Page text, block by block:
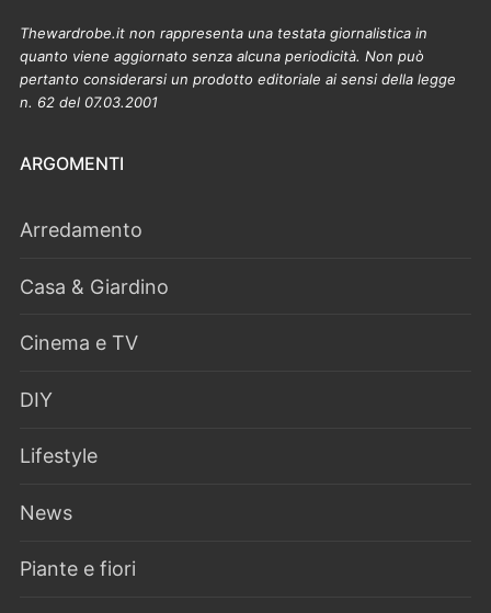
Thewardrobe.it non rappresenta una testata giornalistica in
quanto viene aggiornato senza alcuna periodicità. Non può
pertanto considerarsi un prodotto editoriale ai sensi della legge
n. 62 del 07.03.2001
ARGOMENTI
Arredamento
Casa & Giardino
Cinema e TV
DIY
Lifestyle
News
Piante e fiori